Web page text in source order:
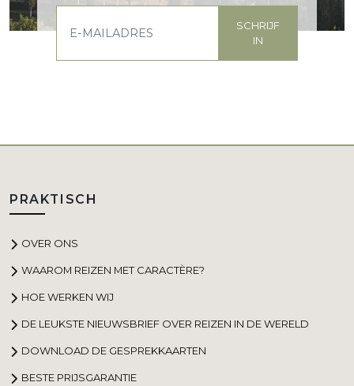
SCHRIJF
IN
PRAKTISCH
OVER ONS
WAAROM REIZEN MET CARACTÈRE?
HOE WERKEN WIJ
DE LEUKSTE NIEUWSBRIEF OVER REIZEN IN DE WERELD
DOWNLOAD DE GESPREKKAARTEN
BESTE PRIJSGARANTIE